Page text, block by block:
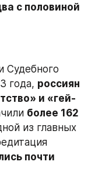
с половиной
Судебного
года, россиян
и «гей-
более 162
из главных
почти